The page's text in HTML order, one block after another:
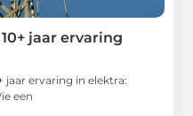
jaar ervaring
jaar ervaring in elektra:
een